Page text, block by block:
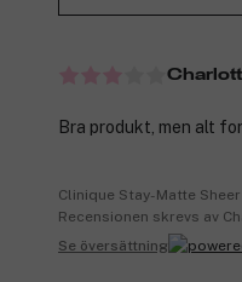
Bra produkt, men alt
Clinique Stay-Matte
Recensionen skrevs av
Se översättning